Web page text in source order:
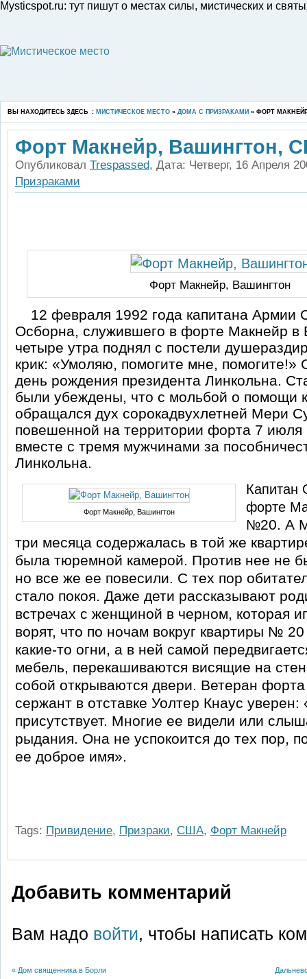
Mysticspot.ru: тут пишут о местах силы, мистических и
ВЫ НАХОДИТЕСЬ ЗДЕСЬ : МИСТИЧЕСКОЕ МЕСТО » ДОМА С ПРИЗРАКАМИ » ФОРТ
Форт Макнейр, Вашингтон,
Опубликовал Trespassed, Дата: Четверг, 16 Апреля
Призраками
Форт Макнейр, Вашингтон
12 февраля 1992 года капитана
Осборна, служившего в форте Макнейр в
четыре утра поднял с постели
крик: «Умоляю, помогите мне, помогите!»
день ро­ждения президента Линкольна.
были убеждены, что с моль­бой о помощи
обращался дух сорокадвух­летней Мери
повешенной на территории фор­та 7 июля
вместе с тремя мужчинами за
Линкольна.
Форт Макнейр, Вашингтон
Капитан
форте
№20. А
три месяца содержалась в той же
была тюремной ка­мерой. Против нее не
но все же ее повесили. С тех пор
стало покоя. Даже дети рассказывают
встречах с женщиной в черном, которая
ворят, что по ночам вокруг квартиры №
какие-то огни, а в ней самой
мебель, перекашиваются висящие на
собой открываются двери. Ветеран
сержант в отставке Уолтер Кнаус уверен:
присутствует. Многие ее видели или
рыдания. Она не успокоится до тех пор,
ее доброе имя».
Tags: Привидение, Призраки, США, Форт Макнейр
Добавить комментарий
Вам надо войти, чтобы написать
« Дом священника в Борли